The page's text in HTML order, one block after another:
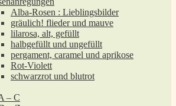
Alba-Rosen : Lieblingsbilder
gräulich! flieder und mauve
lilarosa, alt, gefüllt
halbgefüllt und ungefüllt
pergament, caramel und aprikose
Rot-Violett
schwarzrot und blutrot
– C